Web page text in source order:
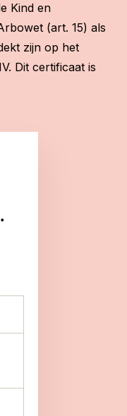
Kind en
(art. 15) als
zijn op het
Dit certificaat is